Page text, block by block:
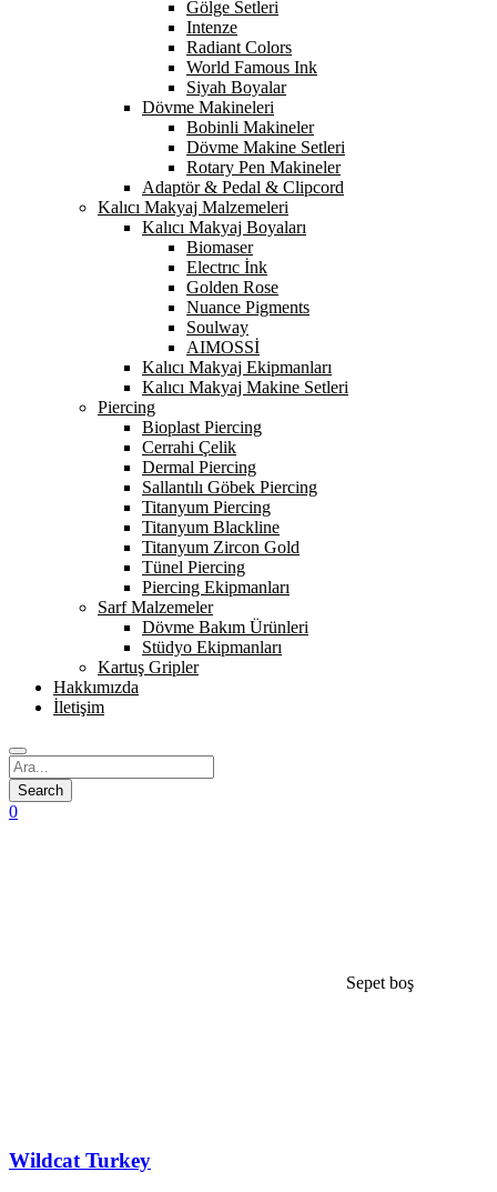
Gölge Setleri
Intenze
Radiant Colors
World Famous Ink
Siyah Boyalar
Dövme Makineleri
Bobinli Makineler
Dövme Makine Setleri
Rotary Pen Makineler
Adaptör & Pedal & Clipcord
Kalıcı Makyaj Malzemeleri
Kalıcı Makyaj Boyaları
Biomaser
Electrıc İnk
Golden Rose
Nuance Pigments
Soulway
AIMOSSİ
Kalıcı Makyaj Ekipmanları
Kalıcı Makyaj Makine Setleri
Piercing
Bioplast Piercing
Cerrahi Çelik
Dermal Piercing
Sallantılı Göbek Piercing
Titanyum Piercing
Titanyum Blackline
Titanyum Zircon Gold
Tünel Piercing
Piercing Ekipmanları
Sarf Malzemeler
Dövme Bakım Ürünleri
Stüdyo Ekipmanları
Kartuş Gripler
Hakkımızda
İletişim
0
Sepet boş
Wildcat Turkey